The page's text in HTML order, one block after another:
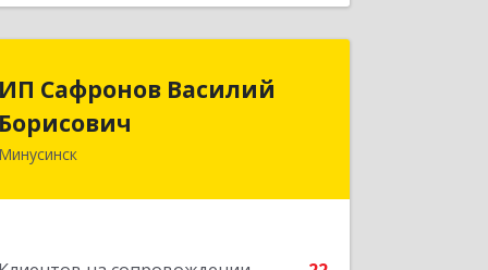
ИП Сафронов Василий
Борисович
Минусинск
ИП Сафронов Василий
Борисович
Подробнее